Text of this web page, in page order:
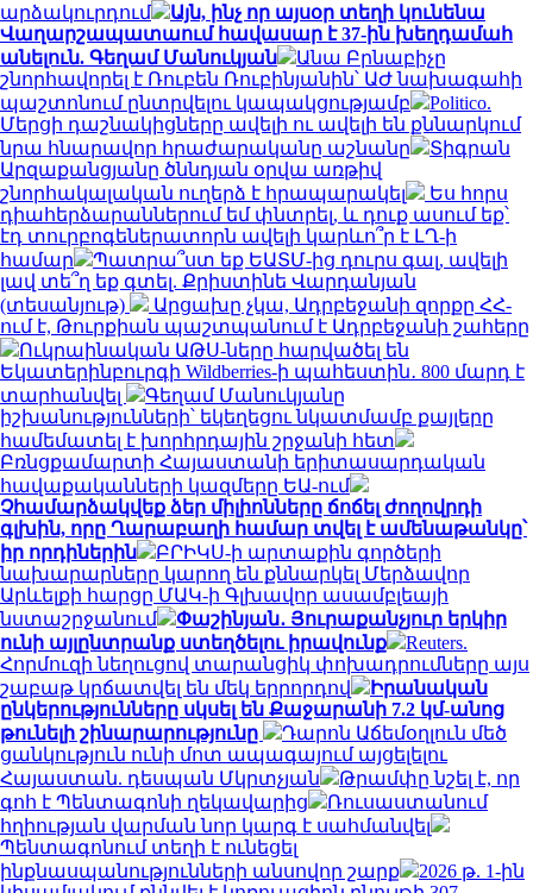
արձակուրդում
Այն, ինչ որ այսօր տեղի կունենա
Վաղարշապատաում հավասար է 37-ին խեղդամահ
անելուն. Գեղամ Մանուկյան
Անա Բրնաբիչը
շնորհավորել է Ռուբեն Ռուբինյանին՝ ԱԺ նախագահի
պաշտոնում ընտրվելու կապակցությամբ
Politico.
Մերցի դաշնակիցները ավելի ու ավելի են քննարկում
նրա հնարավոր հրաժարականը աշնանը
Տիգրան
Արզաքանցյանը ծննդյան օրվա առթիվ
շնորհակալական ուղերձ է հրապարակել
Ես հորս
դիահերձարաններում եմ փնտրել, և դուք ասում եք՝
էդ տուրբոգեներատորն ավելի կարևո՞ր է ԼՂ-ի
համար
Պատրա՞ստ եք ԵԱՏՄ-ից դուրս գալ, ավելի
լավ տե՞ղ եք գտել. Քրիստինե Վարդանյան
(տեսանյութ)
Արցախը չկա, Ադրբեջանի զորքը ՀՀ-
ում է, Թուրքիան պաշտպանում է Ադրբեջանի շահերը
Ուկրաինական ԱԹՍ-ները հարվածել են
Եկատերինբուրգի Wildberries-ի պահեստին․ 800 մարդ է
տարհանվել
Գեղամ Մանուկյանը
իշխանությունների՝ եկեղեցու նկատմամբ քայլերը
համեմատել է խորհրդային շրջանի հետ
Բռնցքամարտի Հայաստանի երիտասարդական
հավաքականների կազմերը ԵԱ-ում
Չհամարձակվեք ձեր միլիոնները ճոճել ժողովրդի
գլխին, որը Ղարաբաղի համար տվել է ամենաթանկը՝
իր որդիներին
ԲՐԻԿՍ-ի արտաքին գործերի
նախարարները կարող են քննարկել Մերձավոր
Արևելքի հարցը ՄԱԿ-ի Գլխավոր ասամբլեայի
նստաշրջանում
Փաշինյան․ Յուրաքանչյուր երկիր
ունի այլընտրանք ստեղծելու իրավունք
Reuters.
Հորմուզի նեղուցով տարանցիկ փոխադրումները այս
շաբաթ կրճատվել են մեկ երրորդով
Իրանական
ընկերությունները սկսել են Քաջարանի 7.2 կմ-անոց
թունելի շինարարությունը
Դարոն Աճեմօղլուն մեծ
ցանկություն ունի մոտ ապագայում այցելելու
Հայաստան. դեսպան Մկրտչյան
Թրամփը նշել է, որ
գոհ է Պենտագոնի ղեկավարից
Ռուսաստանում
հղիության վարման նոր կարգ է սահմանվել
Պենտագոնում տեղի է ունեցել
ինքնասպանությունների անսովոր շարք
2026 թ. 1-ին